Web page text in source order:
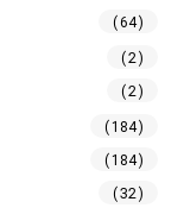
(64)
(2)
(2)
(184)
(184)
(32)